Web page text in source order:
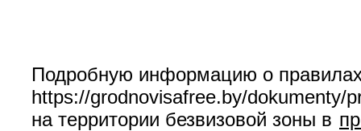
Подробную информацию о
https://grodnovisafree.by/dokumenty/
на территории безвизовой зоны в